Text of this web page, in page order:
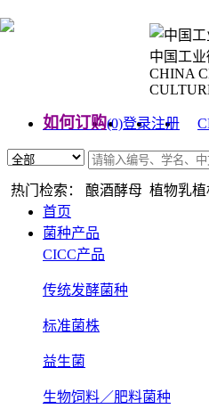
中国工
CHINA
如何订购(0)登录注册
热门检索： 酿酒酵母 植物乳
首页
菌种产品
CICC产品
传统发酵菌种
标准菌株
益生菌
生物饲料／肥料菌种